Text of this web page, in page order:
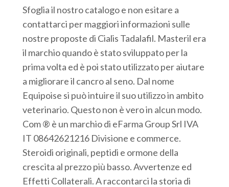
Sfoglia il nostro catalogo e non esitare a
contattarci per maggiori informazioni sulle
nostre proposte di Cialis Tadalafil. Masteril era
il marchio quando è stato sviluppato per la
prima volta ed è poi stato utilizzato per aiutare
a migliorare il cancro al seno. Dal nome
Equipoise si può intuire il suo utilizzo in ambito
veterinario. Questo non è vero in alcun modo.
Com ® è un marchio di eFarma Group Srl IVA
IT 08642621216 Divisione e commerce.
Steroidi originali, peptidi e ormone della
crescita al prezzo più basso. Avvertenze ed
Effetti Collaterali. A raccontarci la storia di